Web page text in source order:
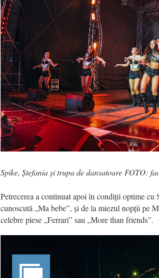
Spike, Ștefania și trupa de dansatoare FOTO:
Petrecerea a continuat apoi în condiții optime cu
cunoscută „Ma bebe”, și de la miezul nopții pe
celebre piese „Ferrari” sau „More than friends”.